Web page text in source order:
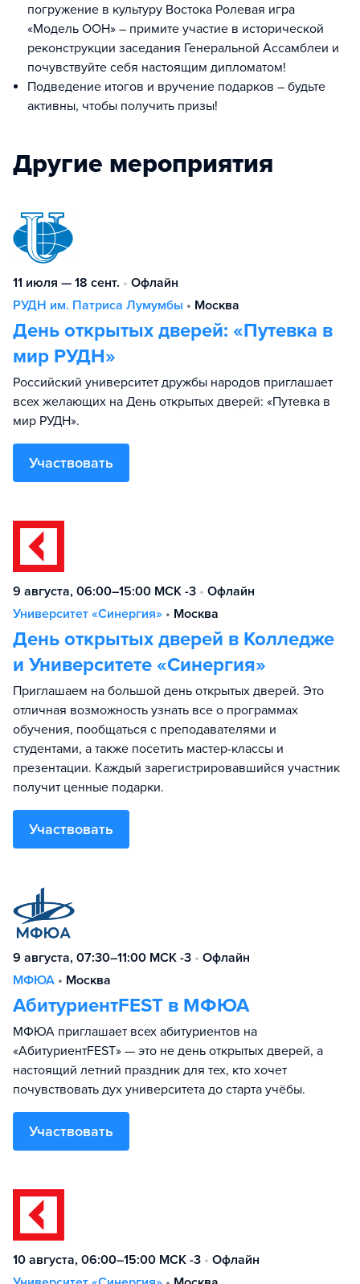
погружение в культуру Востока Ролевая игра
«Модель ООН» – примите участие в исторической
реконструкции заседания Генеральной Ассамблеи и
почувствуйте себя настоящим дипломатом!
Подведение итогов и вручение подарков – будьте
активны, чтобы получить призы!
Другие мероприятия
11 июля — 18 сент. • Офлайн
РУДН им. Патриса Лумумбы • Москва
День открытых дверей: «Путевка в
мир РУДН»
Российский университет дружбы народов приглашает
всех желающих на День открытых дверей: «Путевка в
мир РУДН».
Участвовать
9 августа, 06:00–15:00 МСК -3 • Офлайн
Университет «Синергия» • Москва
День открытых дверей в Колледже
и Университете «Синергия»
Приглашаем на большой день открытых дверей. Это
отличная возможность узнать все о программах
обучения, пообщаться с преподавателями и
студентами, а также посетить мастер-классы и
презентации. Каждый зарегистрировавшийся участник
получит ценные подарки.
Участвовать
9 августа, 07:30–11:00 МСК -3 • Офлайн
МФЮА • Москва
АбитуриентFEST в МФЮА
МФЮА приглашает всех абитуриентов на
«АбитуриентFEST» — это не день открытых дверей, а
настоящий летний праздник для тех, кто хочет
почувствовать дух университета до старта учёбы.
Участвовать
10 августа, 06:00–15:00 МСК -3 • Офлайн